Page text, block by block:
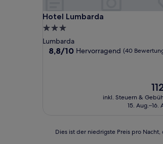
Hotel Lumbarda
Hotel Lumbarda
3.0-
Sterne-
Unterkunft
Lumbarda
8.8
8,8/10 Hervorragend (40
Der
inkl. Steuern &
15. Aug.–16.
Dies ist der niedrigste Preis pro